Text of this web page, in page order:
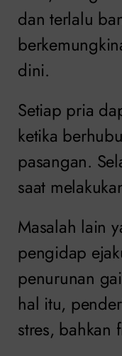
dan terlalu
dini.
Setiap pria
ketika
pasangan.
saat
Masalah lain
pengidap
penurunan
hal itu,
stres, bahkan